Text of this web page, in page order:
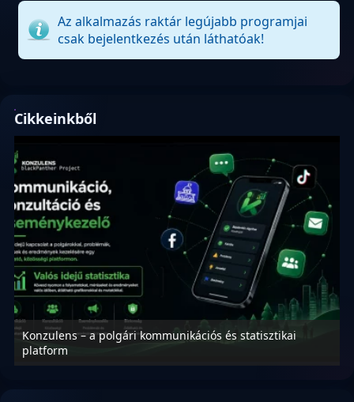
Az alkalmazás raktár legújabb programjai
csak bejelentkezés után láthatóak!
Cikkeinkből
Konzulens – a polgári kommunikációs és statisztikai
platform